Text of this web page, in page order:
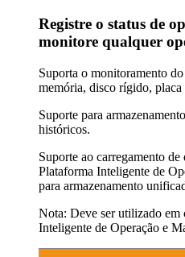
Registre o status de
monitore qualquer
Suporta o monitoramento
memória, disco rígido, placa
Suporte para
históricos.
Suporte ao carregamento
Plataforma Inteligente de
para armazenamento
Nota: Deve ser utilizado em
Inteligente de Operação e